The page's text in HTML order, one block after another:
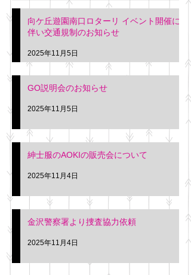
階会議室にてGOの説明会
を行います。 神奈川個人
タクシー協同組合 専務 佐
久間
向ケ丘遊園南口ロターリ イベント開催に
伴い交通規制のお知らせ
2025年11月5日
GO説明会のお知らせ
2025年11月5日
紳士服のAOKIの販売会について
2025年11月4日
金沢警察署より捜査協力依頼
2025年11月4日